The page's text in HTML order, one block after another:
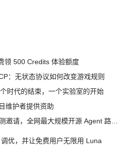
领 500 Credits 体验额度
：无状态协议如何改变游戏规则
时代的结束，一个实验室的开始
维护者提供资助
优，并让免费用户无限用 Luna